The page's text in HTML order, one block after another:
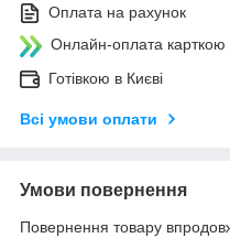
Оплата на рахунок
Онлайн-оплата
Готівкою в Києві
Всі умови оплати
Умови повернення
Повернення товару